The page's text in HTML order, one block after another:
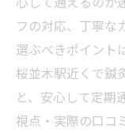
フの対応、丁寧な
選ぶべきポイント
桜並木駅近くで鍼
と、安心して定期
視点・実際の口コ